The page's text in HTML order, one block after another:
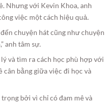
Nhưng với Kevin Khoa, anh
việc một cách hiệu quả.
chuyện hát cũng như chuyện
anh tâm sự.
và tìm ra cách học phù hợp với
cân bằng giữa việc đi học và
bởi vì chỉ có đam mê và